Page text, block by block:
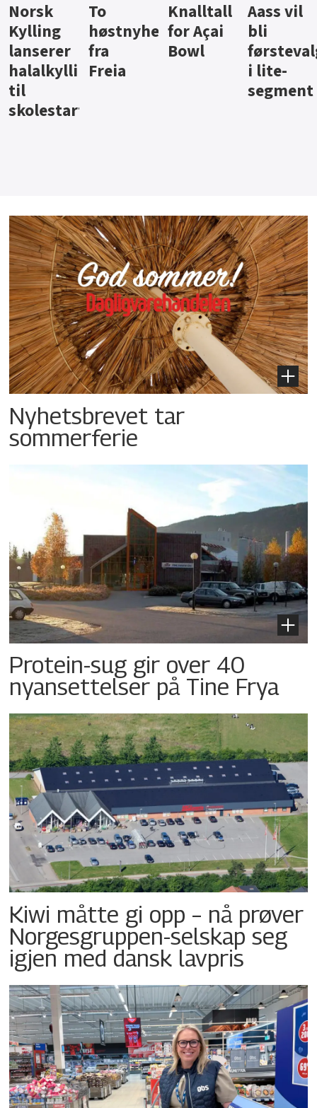
Knalltall
for Açai
Bowl
Aass vil
bli
førstevalg
i lite-
Brus og
jus fra
Berentsen
Hard
iste fra
Hansa
Nyhetsbrevet tar
sommerferie
Protein-sug gir over 40
nyansettelser på Tine Frya
Kiwi måtte gi opp – nå prøver
Norgesgruppen-selskap seg
igjen med dansk lavpris